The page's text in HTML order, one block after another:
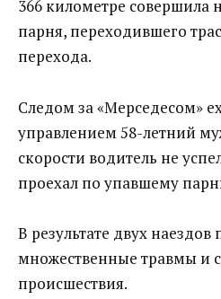
366 километре совершила
парня, переходившего
перехода.
Следом за «Мерседесом»
управлением 58-летний
скорости водитель не
проехал по упавшему
В результате двух
множественные травмы и
происшествия.